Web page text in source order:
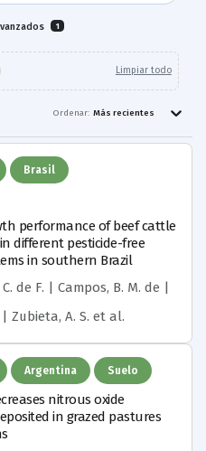
1
Limpiar todo
Ordenar: Más recientes
Brasil
performance of beef cattle
different pesticide-free
in southern Brazil
de F. | Campos, B. M. de |
| Zubieta, A. S. et al.
Argentina Suelo
nitrous oxide
in grazed pastures